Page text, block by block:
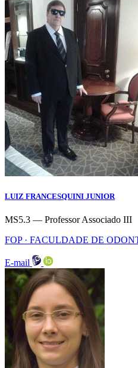
LUIZ FRANCESQUINI JUNIOR
MS5.3 — Professor Associado III
FOP · FACULDADE DE
E-mail